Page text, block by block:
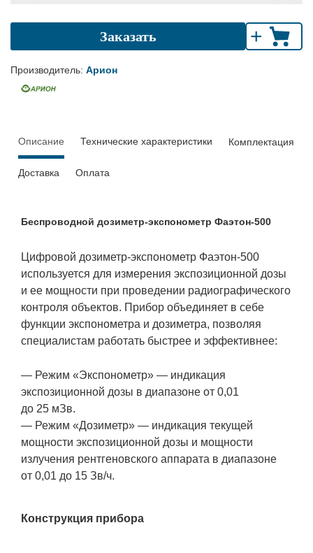
Заказать +
Производитель: Арион
Описание Технические характеристики Комплектация
Доставка Оплата
Беспроводной дозиметр-экспонометр Фаэтон-500
Цифровой дозиметр-экспонометр Фаэтон-500
используется для измерения экспозиционной дозы
и ее мощности при проведении радиографического
контроля объектов. Прибор объединяет в себе
функции экспонометра и дозиметра, позволяя
специалистам работать быстрее и эффективнее:
— Режим «Экспонометр» — индикация
экспозиционной дозы в диапазоне от 0,01
до 25 мЗв.
— Режим «Дозиметр» — индикация текущей
мощности экспозиционной дозы и мощности
излучения рентгеновского аппарата в диапазоне
от 0,01 до 15 Зв/ч.
Конструкция прибора